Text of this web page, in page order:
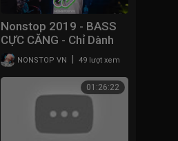
Nonstop 2019 - BASS
CỰC CĂNG - Chỉ Dành
Cho Dân Chơiiiiii -
NONSTOP VN
NONSTOP VN 49 lượt xem
01:26:22